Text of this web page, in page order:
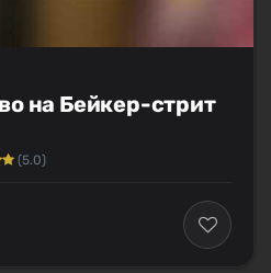
на Бейкер-стрит
(5.0)